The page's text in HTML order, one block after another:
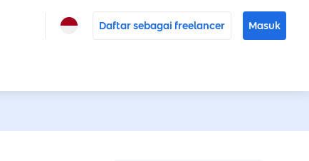
Daftar sebagai freelancer Masuk